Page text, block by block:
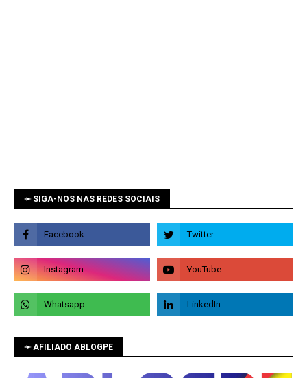
➛ SIGA-NOS NAS REDES SOCIAIS
➛ AFILIADO ABLOGPE